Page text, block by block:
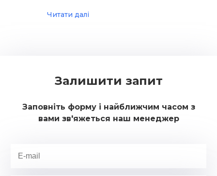
активними заходами на природі. Час в цій країні
залишить незабутні враження, і новий досвід стане
Читати далі
Залишити запит
Заповніть форму і найближчим часом з
вами зв'яжеться наш менеджер